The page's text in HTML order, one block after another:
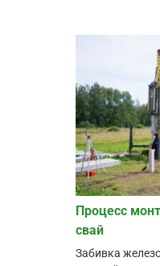
Процесс
свай
Забивка